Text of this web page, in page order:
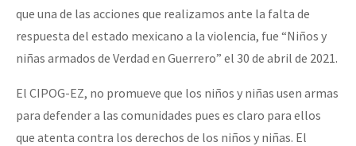
que una de las acciones que realizamos ante la falta de
respuesta del estado mexicano a la violencia, fue “Niños y
niñas armados de Verdad en Guerrero” el 30 de abril de 2021.
El CIPOG-EZ, no promueve que los niños y niñas usen armas
para defender a las comunidades pues es claro para ellos
que atenta contra los derechos de los niños y niñas. El